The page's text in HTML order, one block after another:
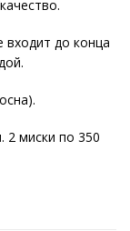
до конца
2 миски по 350